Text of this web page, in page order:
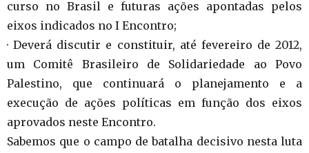
curso no Brasil e futuras ações apontadas pelos
eixos indicados no I Encontro;
· Deverá discutir e constituir, até fevereiro de 2012,
um Comitê Brasileiro de Solidariedade ao Povo
Palestino, que continuará o planejamento e a
execução de ações políticas em função dos eixos
aprovados neste Encontro.
Sabemos que o campo de batalha decisivo nesta luta